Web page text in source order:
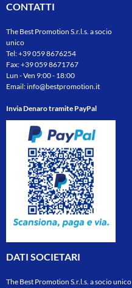
CONTATTI
The Best Promotion S.r.l.s. a socio
unico
Tel:+39 059 8676254
Fax: +39 059 8671767
Lun - Ven 9:00 - 18:00
Email:info@bestpromotion.it
Invia Denaro tramite PayPal
DATI SOCIETARI
The Best Promotion S.r.l.s. a socio unico